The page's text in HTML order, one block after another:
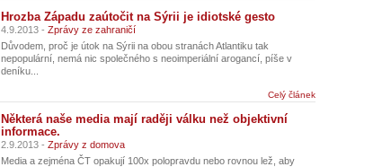
Hrozba Západu zaútočit na Sýrii je idiotské gesto
4.9.2013 - Zprávy ze zahraničí
Důvodem, proč je útok na Sýrii na obou stranách Atlantiku tak
nepopulární, nemá nic společného s neoimperiální arogancí, píše v
deníku...
Celý článek
Některá naše media mají raději válku než objektivní
informace.
2.9.2013 - Zprávy z domova
Media a zejména ČT opakují 100x polopravdu nebo rovnou lež, aby